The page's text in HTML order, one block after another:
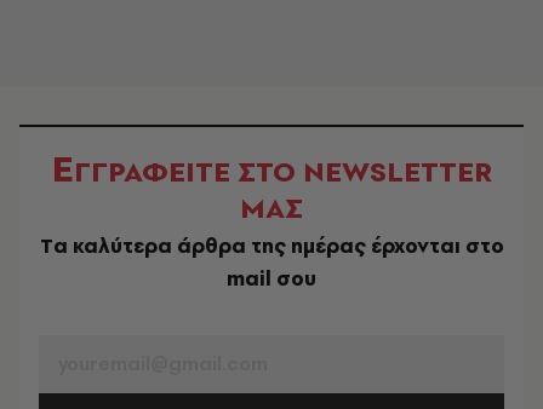
ΕΓΓΡΑΦΕΙΤΕ ΣΤΟ NEWSLETTER
ΜΑΣ
Tα καλύτερα άρθρα της ημέρας έρχονται στο
mail σου